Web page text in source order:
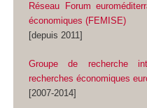
Réseau Forum
économiques (FEMISE)
[depuis 2011]
Groupe de recherche
recherches économiques
[2007-2014]